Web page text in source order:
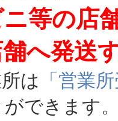
等の店
へ発送
は 「営業
できます